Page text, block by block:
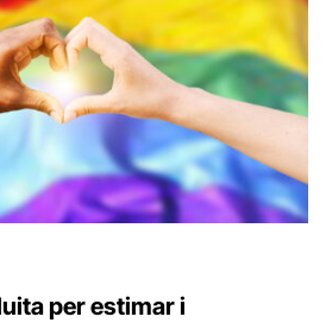
per estimar i